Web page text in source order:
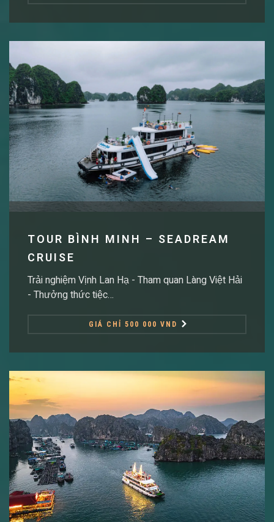
TOUR BÌNH MINH – SEADREAM
CRUISE
Trải nghiệm Vịnh Lan Hạ - Tham quan Làng Việt Hải
- Thưởng thức tiệc…
GIÁ CHỈ 500 000 VND